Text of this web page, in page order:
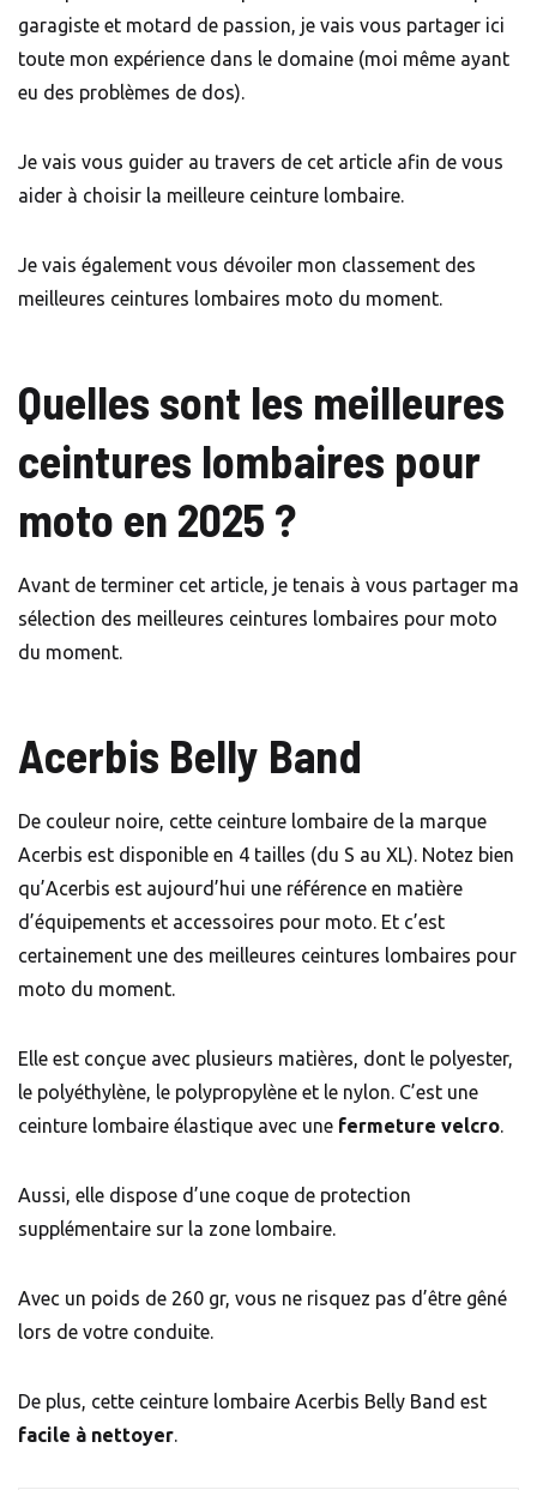
garagiste et motard de passion, je vais vous partager ici
toute mon expérience dans le domaine (moi même ayant
eu des problèmes de dos).
Je vais vous guider au travers de cet article afin de vous
aider à choisir la meilleure ceinture lombaire.
Je vais également vous dévoiler mon classement des
meilleures ceintures lombaires moto du moment.
Quelles sont les meilleures
ceintures lombaires pour
moto en 2025 ?
Avant de terminer cet article, je tenais à vous partager ma
sélection des meilleures ceintures lombaires pour moto
du moment.
Acerbis Belly Band
De couleur noire, cette ceinture lombaire de la marque
Acerbis est disponible en 4 tailles (du S au XL). Notez bien
qu’Acerbis est aujourd’hui une référence en matière
d’équipements et accessoires pour moto. Et c’est
certainement une des meilleures ceintures lombaires pour
moto du moment.
Elle est conçue avec plusieurs matières, dont le polyester,
le polyéthylène, le polypropylène et le nylon. C’est une
ceinture lombaire élastique avec une fermeture velcro.
Aussi, elle dispose d’une coque de protection
supplémentaire sur la zone lombaire.
Avec un poids de 260 gr, vous ne risquez pas d’être gêné
lors de votre conduite.
De plus, cette ceinture lombaire Acerbis Belly Band est
facile à nettoyer.